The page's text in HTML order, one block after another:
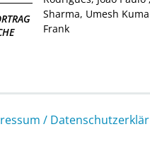
Sharma, Umesh
Frank
/